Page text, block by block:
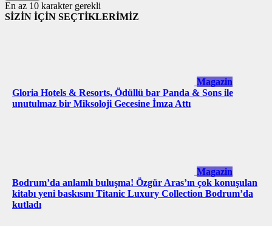
En az 10 karakter gerekli
SİZİN İÇİN SEÇTİKLERİMİZ
Magazin
Gloria Hotels & Resorts, Ödüllü bar Panda & Sons ile
unutulmaz bir Miksoloji Gecesine İmza Attı
Magazin
Bodrum’da anlamlı buluşma! Özgür Aras’ın çok konuşulan
kitabı yeni baskısını Titanic Luxury Collection Bodrum’da
kutladı